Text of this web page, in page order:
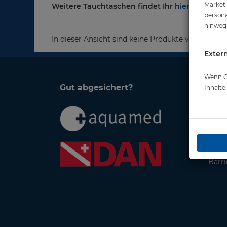
Weitere Tauchtaschen findet Ihr hier
In dieser Ansicht sind keine Produkte verfügbar
Gut abgesichert?
Wenn